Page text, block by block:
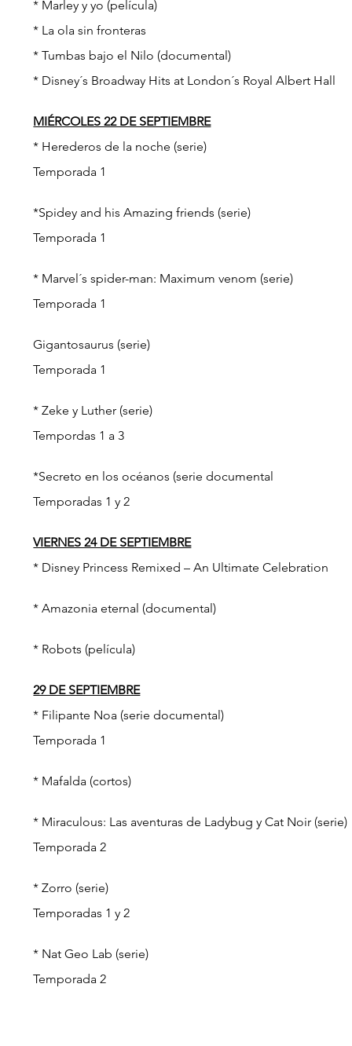
* Marley y yo (película)
* La ola sin fronteras
* Tumbas bajo el Nilo (documental)
* Disney´s Broadway Hits at London´s Royal Albert Hall
MIÉRCOLES 22 DE SEPTIEMBRE
* Herederos de la noche (serie)
Temporada 1
*Spidey and his Amazing friends (serie)
Temporada 1
* Marvel´s spider-man: Maximum venom (serie)
Temporada 1
Gigantosaurus (serie)
Temporada 1
* Zeke y Luther (serie)
Tempordas 1 a 3
*Secreto en los océanos (serie documental
Temporadas 1 y 2
VIERNES 24 DE SEPTIEMBRE
* Disney Princess Remixed – An Ultimate Celebration
* Amazonia eternal (documental)
* Robots (película)
29 DE SEPTIEMBRE
* Filipante Noa (serie documental)
Temporada 1
* Mafalda (cortos)
* Miraculous: Las aventuras de Ladybug y Cat Noir (serie)
Temporada 2
* Zorro (serie)
Temporadas 1 y 2
* Nat Geo Lab (serie)
Temporada 2